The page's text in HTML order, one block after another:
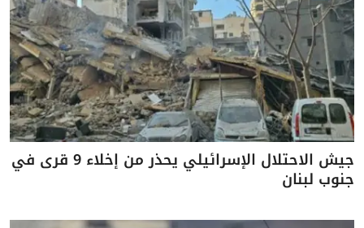
جيش الاحتلال الإسرائيلي يحذر من إخلاء 9 قرى في
جنوب لبنان